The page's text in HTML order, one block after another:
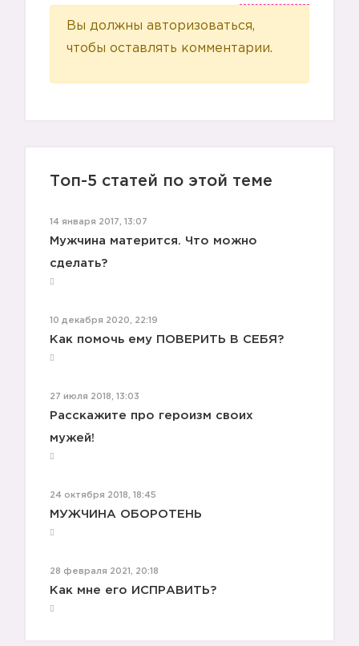
Вы должны авторизоваться,
чтобы оставлять комментарии.
Топ-5 статей по этой теме
14 января 2017, 13:07
Мужчина матерится. Что можно
сделать?
10 декабря 2020, 22:19
Как помочь ему ПОВЕРИТЬ В СЕБЯ?
27 июля 2018, 13:03
Расскажите про героизм своих
мужей!
24 октября 2018, 18:45
МУЖЧИНА ОБОРОТЕНЬ
28 февраля 2021, 20:18
Как мне его ИСПРАВИТЬ?